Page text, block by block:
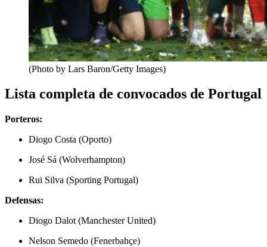
(Photo by Lars Baron/Getty Images)
Lista completa de convocados de Portugal
Porteros:
Diogo Costa (Oporto)
José Sá (Wolverhampton)
Rui Silva (Sporting Portugal)
Defensas:
Diogo Dalot (Manchester United)
Nelson Semedo (Fenerbahçe)